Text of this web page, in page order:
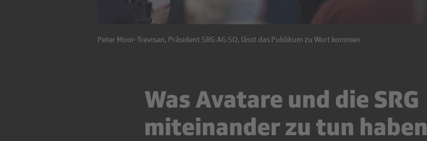
Peter Moor-Trevisan, Präsident SRG AG SO, lässt das Publikum zu Wort kommen
Was Avatare und die SRG
miteinander zu tun haben